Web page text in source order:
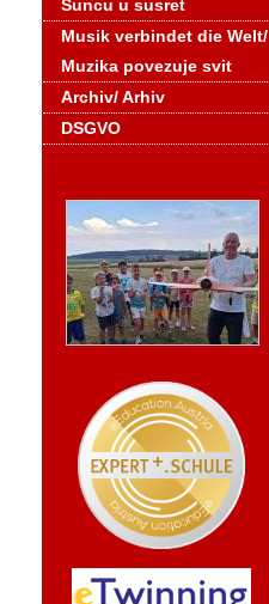
Suncu u susret
Musik verbindet die Welt/
Muzika povezuje svit
Archiv/ Arhiv
DSGVO